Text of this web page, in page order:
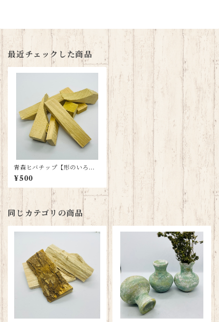
最近チェックした商品
青森ヒバチップ【形のいろい
ろ】
¥500
同じカテゴリの商品